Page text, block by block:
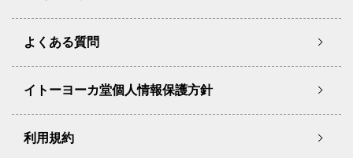
よくある質問
イトーヨーカ堂個人情報保護方針
利用規約